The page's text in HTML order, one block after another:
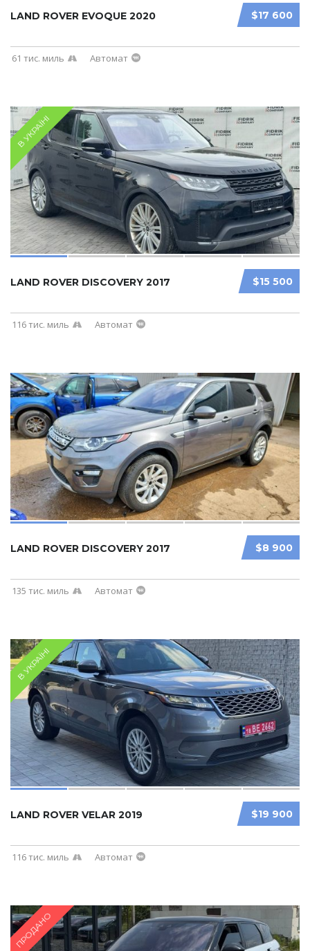
$17 600
LAND ROVER EVOQUE 2020
61 тис. миль Автомат
В УКРАЇНІ
$15 500
LAND ROVER DISCOVERY 2017
116 тис. миль Автомат
$8 900
LAND ROVER DISCOVERY 2017
135 тис. миль Автомат
В УКРАЇНІ
$19 900
LAND ROVER VELAR 2019
116 тис. миль Автомат
ПРОДАНО